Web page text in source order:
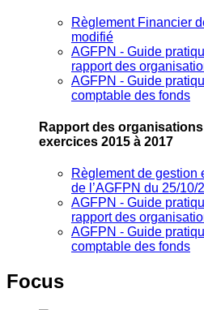
Règlement Financier
modifié
AGFPN ‐ Guide
rapport des
AGFPN ‐ Guide
comptable des fonds
Rapport des
exercices 2015 à 2017
Règlement de gestion
de l’AGFPN du 25/10/
AGFPN ‐ Guide
rapport des
AGFPN ‐ Guide
comptable des fonds
Focus